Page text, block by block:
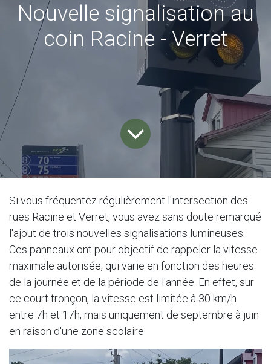
Nouvelle signalisation au
coin Racine - Verret
Si vous fréquentez régulièrement l'intersection des
rues Racine et Verret, vous avez sans doute remarqué
l'ajout de trois nouvelles signalisations lumineuses.
Ces panneaux ont pour objectif de rappeler la vitesse
maximale autorisée, qui varie en fonction des heures
de la journée et de la période de l'année. En effet, sur
ce court tronçon, la vitesse est limitée à 30 km/h
entre 7h et 17h, mais uniquement de septembre à juin
en raison d'une zone scolaire.